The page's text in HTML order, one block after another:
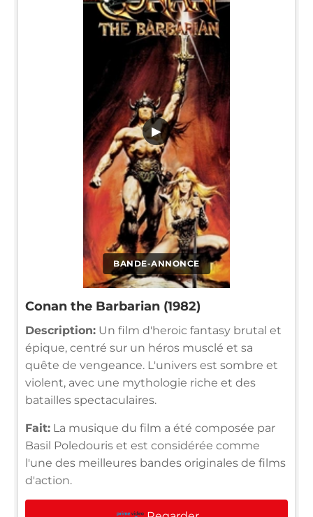
BANDE-ANNONCE
▶
Conan the Barbarian (1982)
Description: Un film d'heroic fantasy brutal et
épique, centré sur un héros musclé et sa
quête de vengeance. L'univers est sombre et
violent, avec une mythologie riche et des
batailles spectaculaires.
Fait: La musique du film a été composée par
Basil Poledouris et est considérée comme
l'une des meilleures bandes originales de films
d'action.